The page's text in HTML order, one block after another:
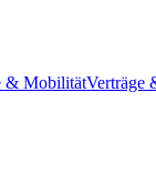
& MobilitätVerträge